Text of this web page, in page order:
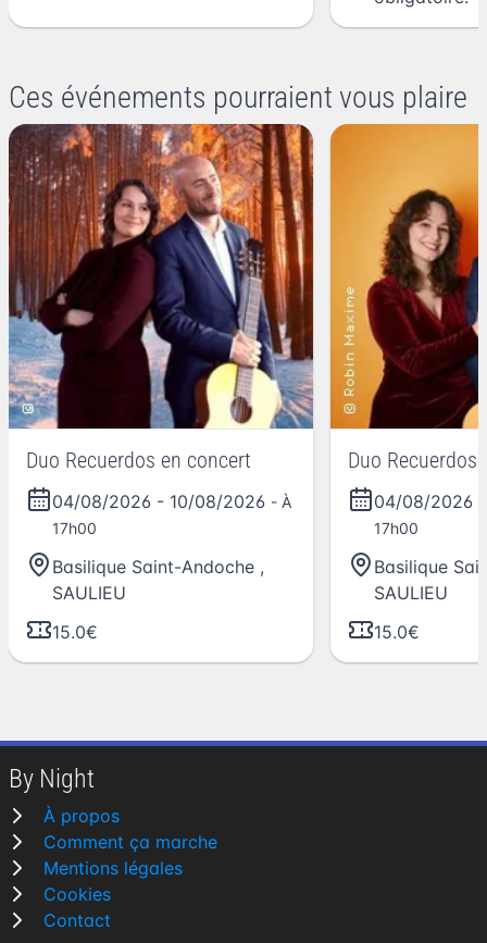
Ces événements pourraient vous plaire
Duo Recuerdos en concert
04/08/2026 - 10/08/2026 - À
17h00
Basilique Saint-Andoche ,
SAULIEU
15.0€
Duo Recuerdos
04/08/2026
17h00
Basilique
SAULIEU
15.0€
By Night
À propos
Comment ça marche
Mentions légales
Cookies
Contact